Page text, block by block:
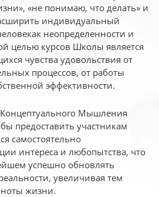
«не понимаю, что делать» и
индивидуальный
неопределенности и
целью курсов Школы является
чувства удовольствия от
процессов, от работы
эффективности.
Мышления
предоставить участникам
самостоятельно
интереса и любопытства, что
успешно обновлять
увеличивая тем
жизни.